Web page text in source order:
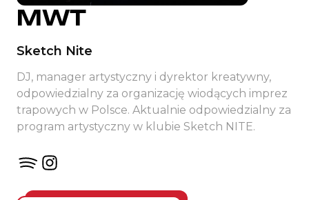
MWT
Sketch Nite
DJ, manager artystyczny i dyrektor kreatywny,
odpowiedzialny za organizację wiodących imprez
trapowych w Polsce. Aktualnie odpowiedzialny za
program artystyczny w klubie Sketch NITE.